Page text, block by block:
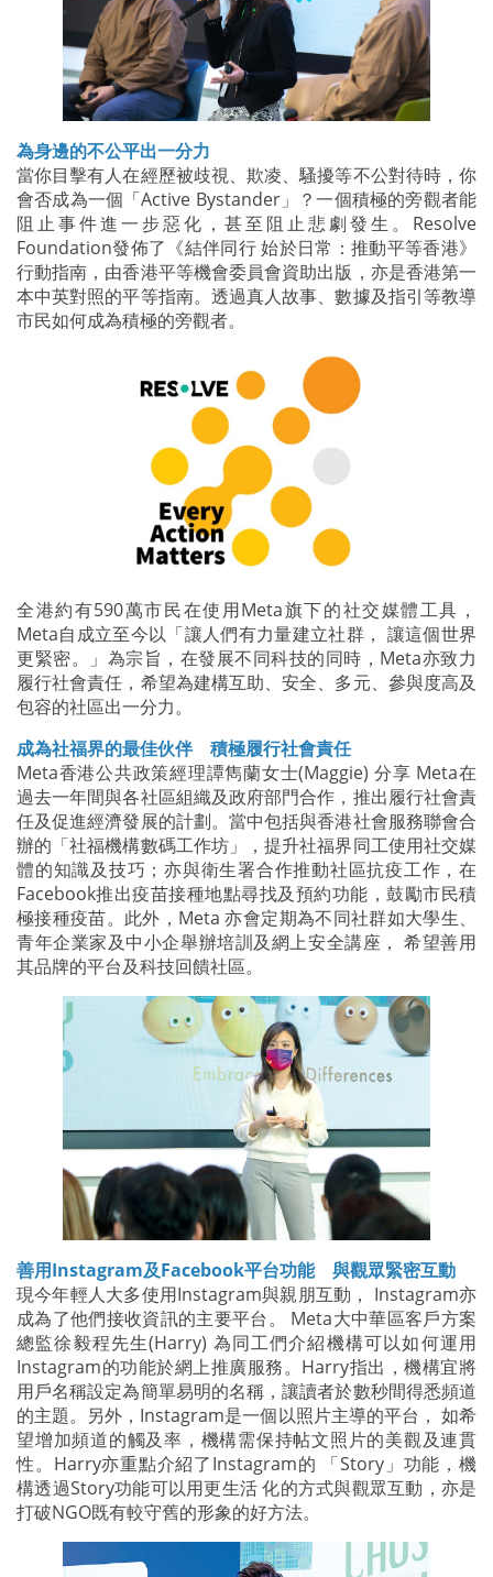
為身邊的不公平出一分力
當你目擊有人在經歷被歧視、欺凌、騷擾等不公對待時，你
會否成為一個「Active Bystander」？一個積極的旁觀者能
阻止事件進一步惡化，甚至阻止悲劇發生。Resolve
Foundation發佈了《結伴同行 始於日常：推動平等香港》
行動指南，由香港平等機會委員會資助出版，亦是香港第一
本中英對照的平等指南。透過真人故事、數據及指引等教導
市民如何成為積極的旁觀者。
全港約有590萬市民在使用Meta旗下的社交媒體工具，
Meta自成立至今以「讓人們有力量建立社群， 讓這個世界
更緊密。」為宗旨，在發展不同科技的同時，Meta亦致力
履行社會責任，希望為建構互助、安全、多元、參與度高及
包容的社區出一分力。
成為社福界的最佳伙伴
積極履行社會責任
Meta香港公共政策經理譚雋蘭女士(Maggie) 分享 Meta在
過去一年間與各社區組織及政府部門合作，推出履行社會責
任及促進經濟發展的計劃。當中包括與香港社會服務聯會合
辦的「社福機構數碼工作坊」，提升社福界同工使用社交媒
體的知識及技巧；亦與衛生署合作推動社區抗疫工作，在
Facebook推出疫苗接種地點尋找及預約功能，鼓勵市民積
極接種疫苗。此外，Meta 亦會定期為不同社群如大學生、
青年企業家及中小企舉辦培訓及網上安全講座， 希望善用
其品牌的平台及科技回饋社區。
善用Instagram及Facebook平台功能
與觀眾緊密互動
現今年輕人大多使用Instagram與親朋互動， Instagram亦
成為了他們接收資訊的主要平台。 Meta大中華區客戶方案
總監徐毅程先生(Harry) 為同工們介紹機構可以如何運用
Instagram的功能於網上推廣服務。Harry指出，機構宜將
用戶名稱設定為簡單易明的名稱，讓讀者於數秒間得悉頻道
的主題。另外，Instagram是一個以照片主導的平台， 如希
望增加頻道的觸及率，機構需保持帖文照片的美觀及連貫
性。Harry亦重點介紹了Instagram的 「Story」功能，機
構透過Story功能可以用更生活 化的方式與觀眾互動，亦是
打破NGO既有較守舊的形象的好方法。